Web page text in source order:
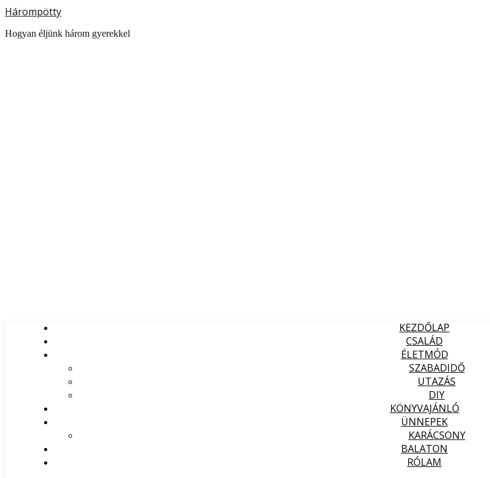
Hárompötty
Hogyan éljünk három gyerekkel
KEZDŐLAP
CSALÁD
ÉLETMÓD
SZABADIDŐ
UTAZÁS
DIY
KÖNYVAJÁNLÓ
ÜNNEPEK
KARÁCSONY
BALATON
RÓLAM